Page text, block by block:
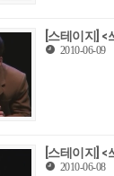
[스테이지] <
2010-06-09
[스테이지] <
2010-06-08